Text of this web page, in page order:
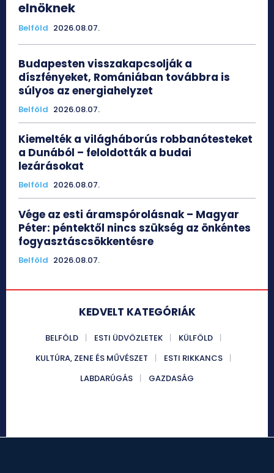
elnöknek
Belföld 2026.08.07.
Budapesten visszakapcsolják a
díszfényeket, Romániában továbbra is
súlyos az energiahelyzet
Belföld 2026.08.07.
Kiemelték a világháborús robbanótesteket
a Dunából – feloldották a budai
lezárásokat
Belföld 2026.08.07.
Vége az esti áramspórolásnak – Magyar
Péter: péntektől nincs szükség az önkéntes
fogyasztáscsökkentésre
Belföld 2026.08.07.
KEDVELT KATEGÓRIÁK
BELFÖLD ESTI ÜDVÖZLETEK
KÜLFÖLD
KULTÚRA, ZENE ÉS MŰVÉSZET
ESTI RIKKANCS
LABDARÚGÁS
GAZDASÁG